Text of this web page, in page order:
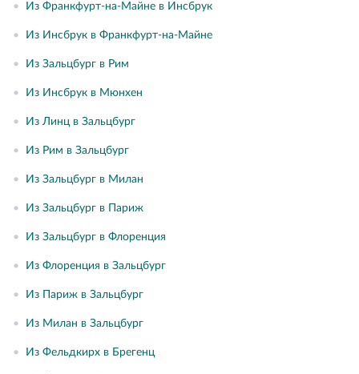
• Из Франкфурт-на-Майне в Инсбрук
• Из Инсбрук в Франкфурт-на-Майне
• Из Зальцбург в Рим
• Из Инсбрук в Мюнхен
• Из Линц в Зальцбург
• Из Рим в Зальцбург
• Из Зальцбург в Милан
• Из Зальцбург в Париж
• Из Зальцбург в Флоренция
• Из Флоренция в Зальцбург
• Из Париж в Зальцбург
• Из Милан в Зальцбург
• Из Фельдкирх в Брегенц